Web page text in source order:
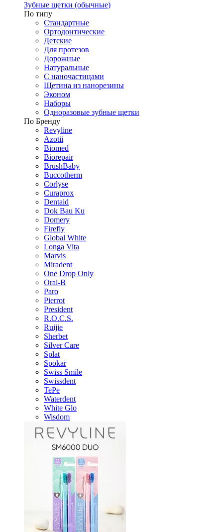
Зубные щетки (обычные)
По типу
Стандартные
Ортодонтические
Детские
Для протезов
Дорожные
Натуральные
С наночастицами
Щетина из нанорезины
Эконом
Наборы
Одноразовые зубные щетки
По Бренду
Revyline
Azotii
Biomed
Biorepair
BrushBaby
Buccotherm
Corlyse
Curaprox
Dentaid
Dok Bau Ku
Domery
Firefly
Global White
Longa Vita
Marvis
Miradent
One Drop Only
Oral-B
Paro
Pierrot
President
R.O.C.S.
Ruijie
Sherbet
Silver Care
Splat
Spokar
Swiss Smile
Swissdent
TePe
Waterdent
White Glo
Wisdom